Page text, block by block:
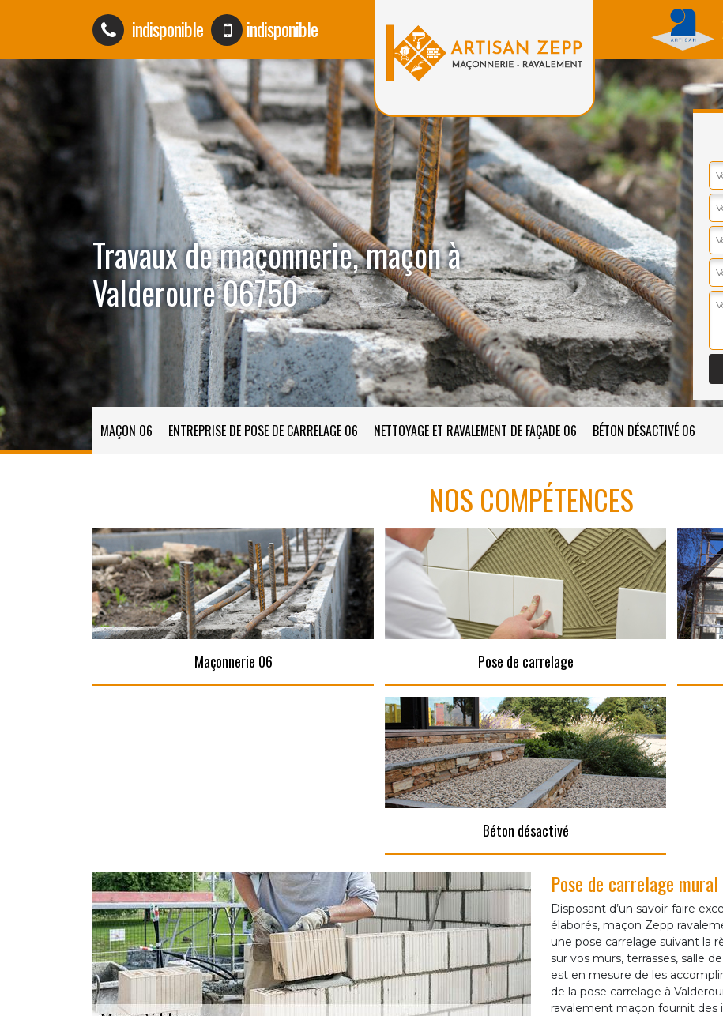
indisponible indisponible
Travaux de maçonnerie, maçon à
Valderoure 06750
MAÇON 06 ENTREPRISE DE POSE DE CARRELAGE 06 NETTOYAGE ET RAVALEMENT DE FAÇADE 06 BÉTON DÉSACTIVÉ 06
NOS COMPÉTENCES
Maçonnerie 06 Pose de carrelage
Béton désactivé
Pose de carrelage
Disposant d’un savoir-faire
élaborés, maçon Zepp
une pose carrelage suivant la
sur vos murs, terrasses, salle
est en mesure de les
de la pose carrelage à
ravalement maçon fournit